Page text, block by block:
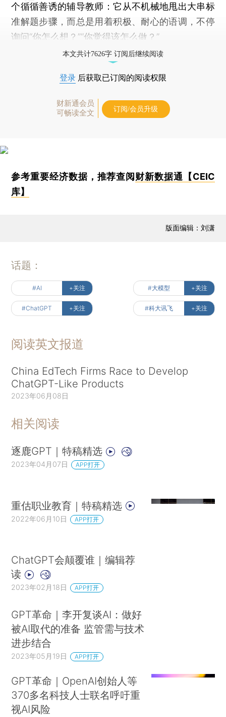
个循循善诱的辅导教师：它从不机械地甩出大串标
准解题步骤，而总是用着积极、耐心的语调，不停
询问“你怎么想？”“你觉得该怎么做？”
本文共计7626字 订阅后继续阅读
登录 后获取已订阅的阅读权限
财新通会员
可畅读全文
订阅/会员升级
参考重要经济数据，推荐查阅 财新数据通【CEIC
库】
版面编辑：刘潇
话题：
#AI +关注 #大模型 +关注
#ChatGPT +关注 #科大讯飞 +关注
阅读英文报道
China EdTech Firms Race to Develop
ChatGPT-Like Products
2023年06月08日
相关阅读
逐鹿GPT｜特稿精选
2023年04月07日 APP打开
重估职业教育｜特稿精选
2022年06月10日 APP打开
ChatGPT会颠覆谁｜编辑荐
读
2023年02月18日 APP打开
GPT革命｜李开复谈AI：做好
被AI取代的准备 监管需与技术
进步结合
2023年05月19日 APP打开
GPT革命｜OpenAI创始人等
370多名科技人士联名呼吁重
视AI风险